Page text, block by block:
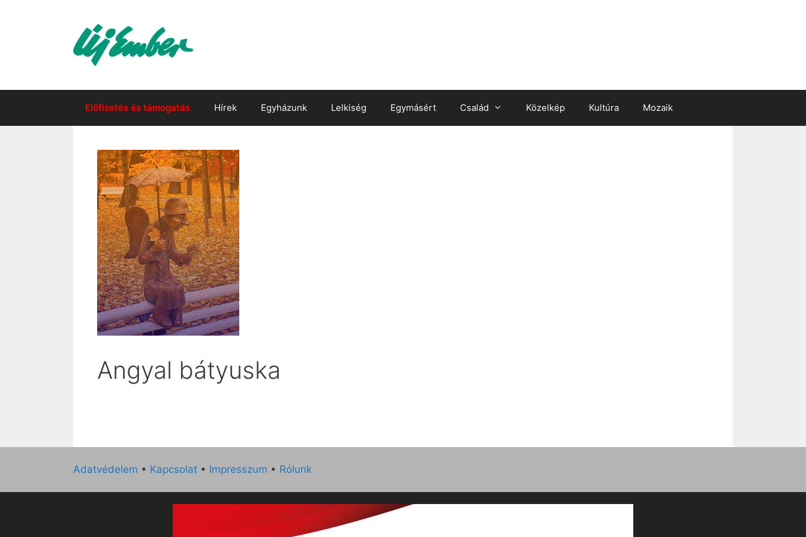
Előfizetés és támogatás Hírek Egyházunk Lelkiség Egymásért Család Közelkép Kultúra Mozaik
Angyal bátyuska
Adatvédelem • Kapcsolat • Impresszum • Rólunk